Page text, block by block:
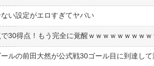
い設定がエロすぎてヤバい
30得点！もう完全に覚醒ｗｗｗｗｗｗｗｗｗ
ルの前田大然が公式戦30ゴール目に到達して